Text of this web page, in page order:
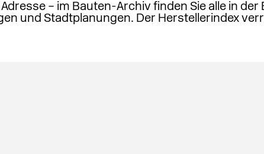
– im Bauten-Archiv finden Sie alle in
und Stadtplanungen. Der Herstellerindex